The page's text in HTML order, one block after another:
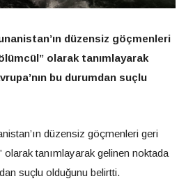
düzensiz göçmenleri
olarak tanımlayarak
bu durumdan suçlu
düzensiz göçmenleri geri
olarak tanımlayarak gelinen noktada
suçlu olduğunu belirtti.